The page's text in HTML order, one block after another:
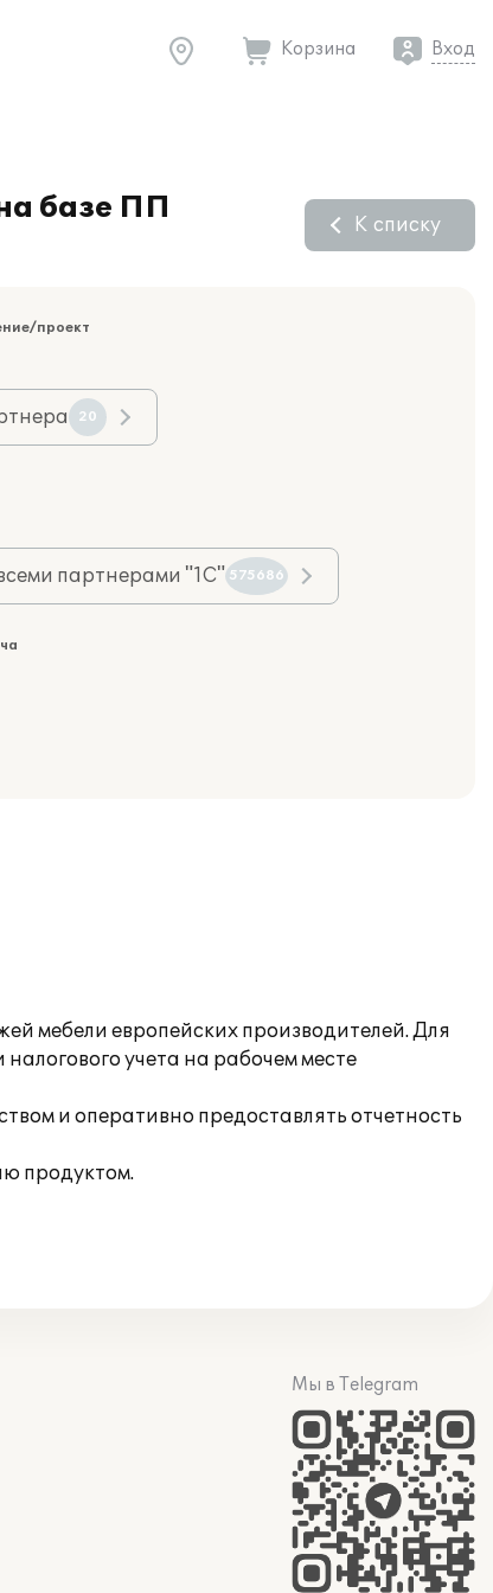
Корзина Вход
базе ПП
К списку
проект
20
партнерами "1С" 575686
мебели европейских производителей. Для
учета на рабочем месте
и оперативно предоставлять отчетность
продуктом.
Мы в Telegram